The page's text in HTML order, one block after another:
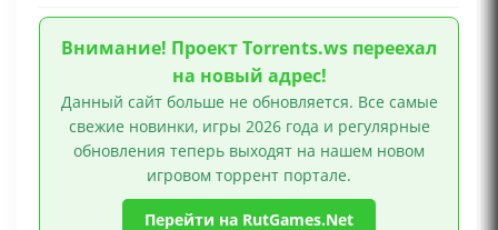
Внимание! Проект Torrents.ws переехал
на новый адрес!
Данный сайт больше не обновляется. Все самые
свежие новинки, игры 2026 года и регулярные
обновления теперь выходят на нашем новом
игровом торрент портале.
Перейти на RutGames.Net